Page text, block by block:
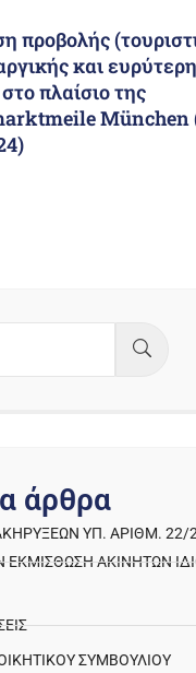
προβολής
και
πλαίσιο της
München
α άρθρα
ΥΠ. ΑΡΙΘΜ. 22/
ΕΚΜΊΣΘΩΣΗ ΑΚΙΝΉΤΩΝ
ΣΥΜΒΟΥΛΙΟΥ